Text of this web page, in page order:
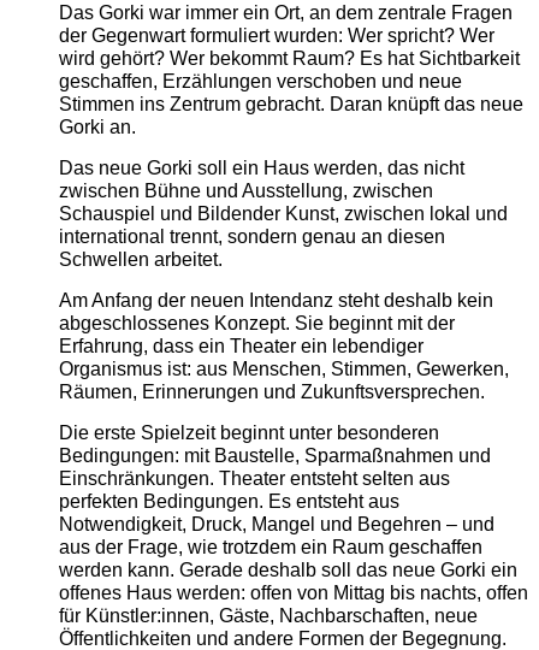
Das Gorki war immer ein Ort, an dem zentrale Fragen
der Gegenwart formuliert wurden: Wer spricht? Wer
wird gehört? Wer bekommt Raum? Es hat Sichtbarkeit
geschaffen, Erzählungen verschoben und neue
Stimmen ins Zentrum gebracht. Daran knüpft das neue
Gorki an.
Das neue Gorki soll ein Haus werden, das nicht
zwischen Bühne und Ausstellung, zwischen
Schauspiel und Bildender Kunst, zwischen lokal und
international trennt, sondern genau an diesen
Schwellen arbeitet.
Am Anfang der neuen Intendanz steht deshalb kein
abgeschlossenes Konzept. Sie beginnt mit der
Erfahrung, dass ein Theater ein lebendiger
Organismus ist: aus Menschen, Stimmen, Gewerken,
Räumen, Erinnerungen und Zukunftsversprechen.
Die erste Spielzeit beginnt unter besonderen
Bedingungen: mit Baustelle, Sparmaßnahmen und
Einschränkungen. Theater entsteht selten aus
perfekten Bedingungen. Es entsteht aus
Notwendigkeit, Druck, Mangel und Begehren – und
aus der Frage, wie trotzdem ein Raum geschaffen
werden kann. Gerade deshalb soll das neue Gorki ein
offenes Haus werden: offen von Mittag bis nachts, offen
für Künstler:innen, Gäste, Nachbarschaften, neue
Öffentlichkeiten und andere Formen der Begegnung.